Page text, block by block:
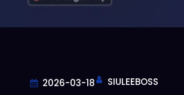
2026-03-18 SIULEEBOSS